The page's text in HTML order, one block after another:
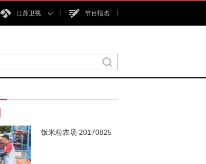
江苏卫视 节目报名
饭米粒农场 20170825